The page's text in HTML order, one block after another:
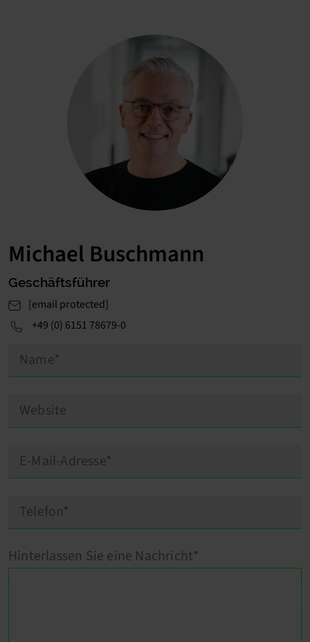
Michael Buschmann
Geschäftsführer
[email protected]
+49 (0) 6151 78679-0
Hinterlassen Sie eine Nachricht*